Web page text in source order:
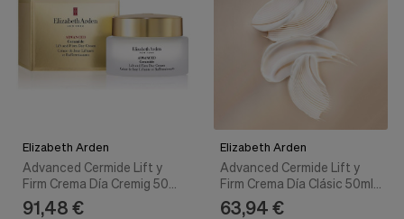
Elizabeth Arden
Advanced Cermide Lift y
Firm Crema Día Cremig 50ml
- Elizabeth Arden
91,48 €
Elizabeth Arden
Advanced Cermide Lift y
Firm Crema Día Clásic 50ml -
Elizabeth Arden
63,94 €